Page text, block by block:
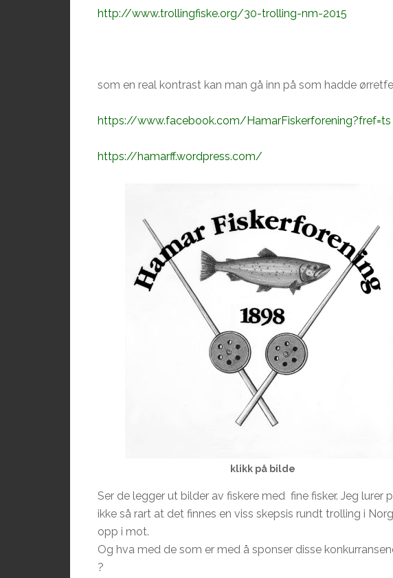
http://www.trollingfiske.org/30-trolling-nm-2015
som en real kontrast kan man gå inn på som hadde
https://www.facebook.com/HamarFiskerforening?fref=ts
https://hamarff.wordpress.com/
klikk på bilde
Ser de legger ut bilder av fiskere med fine fisker. Jeg lurer
ikke så rart at det finnes en viss skepsis rundt trolling i
opp i mot.
Og hva med de som er med å sponser disse
?